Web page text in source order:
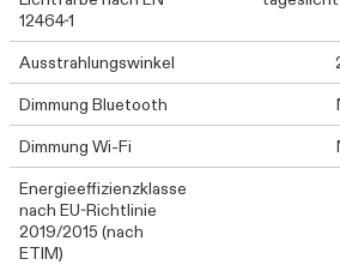
12464-1
Ausstrahlungswinkel
Dimmung Bluetooth
Dimmung Wi-Fi
Energieeffizienzklasse
nach EU-Richtlinie
2019/2015 (nach
ETIM)